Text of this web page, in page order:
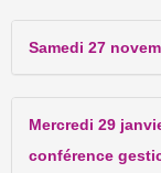
Samedi 27
Mercredi 29
conférence